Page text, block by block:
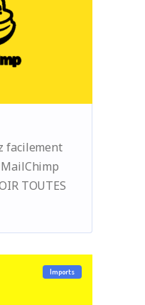
facilement
TOUTES
Imports